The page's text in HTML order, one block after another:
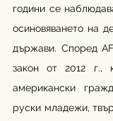
години се
осиновяването на
държави. Според
закон от 2012 г.,
американски
руски младежи,